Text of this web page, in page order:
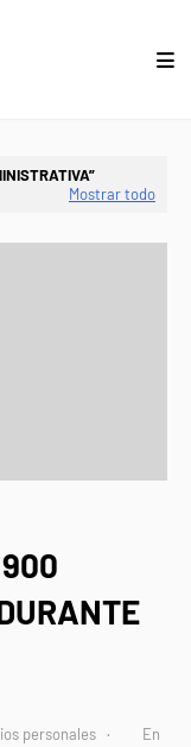
Mostrar todo
personales · En